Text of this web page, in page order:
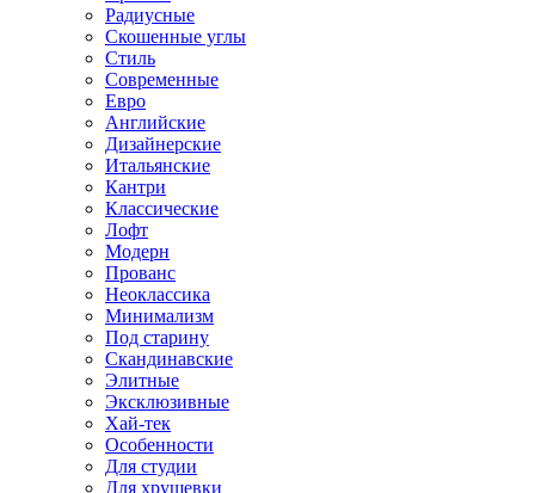
Радиусные
Скошенные углы
Стиль
Современные
Евро
Английские
Дизайнерские
Итальянские
Кантри
Классические
Лофт
Модерн
Прованс
Неоклассика
Минимализм
Под старину
Скандинавские
Элитные
Эксклюзивные
Хай-тек
Особенности
Для студии
Для хрущевки